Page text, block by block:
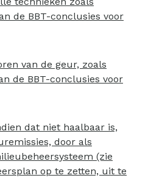
de BBT-conclusies voor
van de geur, zoals
de BBT-conclusies voor
dat niet haalbaar is,
door als
(zie
op te zetten, uit te